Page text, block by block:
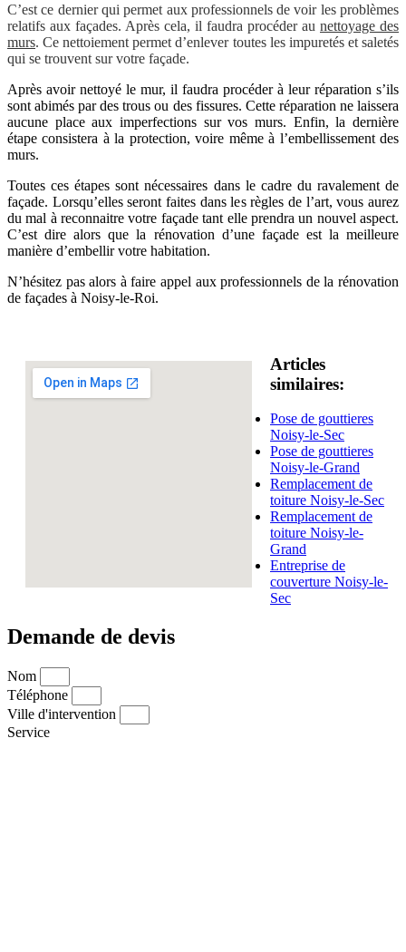
C’est ce dernier qui permet aux professionnels de voir les problèmes
relatifs aux façades. Après cela, il faudra procéder au nettoyage des
murs. Ce nettoiement permet d’enlever toutes les impuretés et saletés
qui se trouvent sur votre façade.
Après avoir nettoyé le mur, il faudra procéder à leur réparation s’ils
sont abimés par des trous ou des fissures. Cette réparation ne laissera
aucune place aux imperfections sur vos murs. Enfin, la dernière
étape consistera à la protection, voire même à l’embellissement des
murs.
Toutes ces étapes sont nécessaires dans le cadre du ravalement de
façade. Lorsqu’elles seront faites dans les règles de l’art, vous aurez
du mal à reconnaitre votre façade tant elle prendra un nouvel aspect.
C’est dire alors que la rénovation d’une façade est la meilleure
manière d’embellir votre habitation.
N’hésitez pas alors à faire appel aux professionnels de la rénovation
de façades à Noisy-le-Roi.
Articles
similaires:
Pose de gouttieres
Noisy-le-Sec
Pose de gouttieres
Noisy-le-Grand
Remplacement de
toiture Noisy-le-Sec
Remplacement de
toiture Noisy-le-
Grand
Entreprise de
couverture Noisy-le-
Sec
Demande de devis
Nom
Téléphone
Ville d'intervention
Service